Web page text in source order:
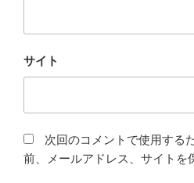
サイト
次回のコメントで使用する
前、メールアドレス、サイトを